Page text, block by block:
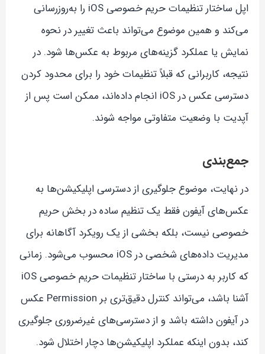
اپل ساختار تنظیمات حریم خصوصی iOS را به‌روزرسانی
می‌کند و همین موضوع می‌تواند باعث تغییر در نحوه
نمایش یا عملکرد گزینه‌های مربوط به عکس‌ها شود. در
نتیجه، کاربرانی که قبلاً تنظیمات خود را برای محدود کردن
دسترسی عکس در iOS انجام داده‌اند، ممکن است پس از
آپدیت با وضعیت متفاوتی مواجه شوند.
جمع‌بندی
در نهایت، موضوع جلوگیری از دسترسی اپلیکیشن‌ها به
عکس‌های آیفون فقط یک تنظیم ساده در بخش حریم
خصوصی نیست، بلکه بخشی از یک رویکرد آگاهانه برای
مدیریت داده‌های شخصی در iOS محسوب می‌شود. زمانی
که کاربر به درستی با ساختار تنظیمات حریم خصوصی iOS
آشنا باشد، می‌تواند کنترل دقیق‌تری بر Permission عکس
در آیفون داشته باشد و از دسترسی‌های غیرضروری جلوگیری
کند، بدون اینکه عملکرد اپلیکیشن‌ها دچار اختلال شود.